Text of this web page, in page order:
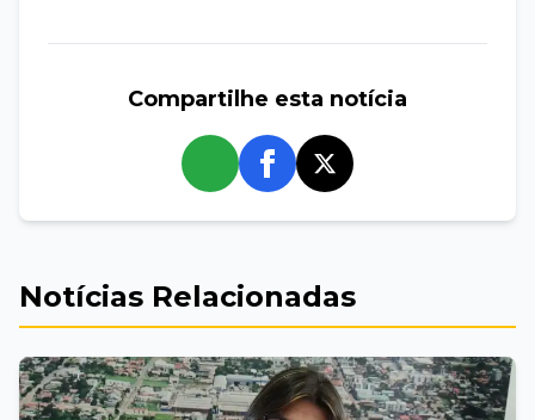
Compartilhe esta notícia
whatsapp
Notícias Relacionadas